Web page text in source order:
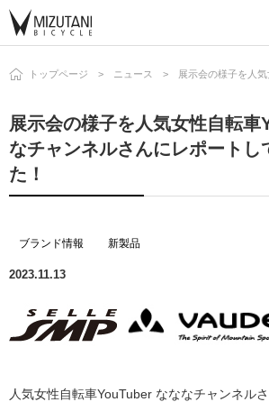
トップページ ニュース 展示会の様子を人
展示会の様子を人気女性自転
なチャンネルさんにレポートし
た！
ブランド情報 新製品
2023.11.13
人気女性自転車YouTuber なななチャンネル